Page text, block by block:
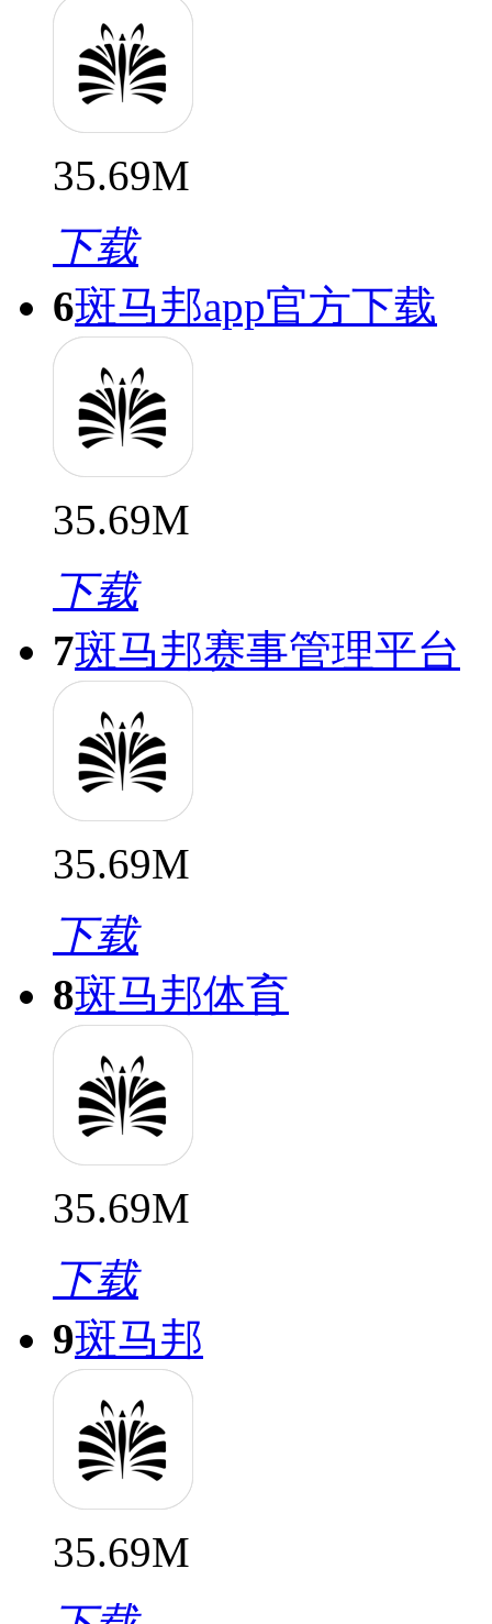
35.69M
下载
6斑马邦app官方下载
35.69M
下载
7斑马邦赛事管理平台
35.69M
下载
8斑马邦体育
35.69M
下载
9斑马邦
35.69M